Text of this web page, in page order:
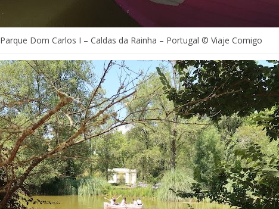
Parque Dom Carlos I – Caldas da Rainha – Portugal © Viaje Comigo